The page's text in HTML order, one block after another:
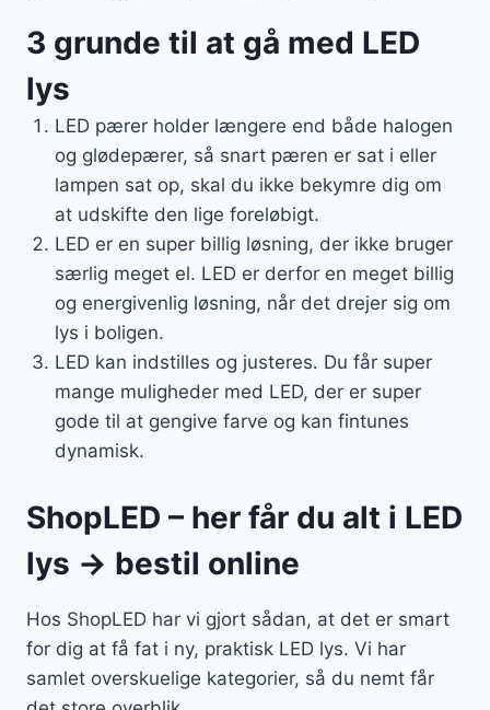
3 grunde til at gå med LED
lys
LED pærer holder længere end både halogen
og glødepærer, så snart pæren er sat i eller
lampen sat op, skal du ikke bekymre dig om
at udskifte den lige foreløbigt.
LED er en super billig løsning, der ikke bruger
særlig meget el. LED er derfor en meget billig
og energivenlig løsning, når det drejer sig om
lys i boligen.
LED kan indstilles og justeres. Du får super
mange muligheder med LED, der er super
gode til at gengive farve og kan fintunes
dynamisk.
ShopLED – her får du alt i LED
lys → bestil online
Hos ShopLED har vi gjort sådan, at det er smart
for dig at få fat i ny, praktisk LED lys. Vi har
samlet overskuelige kategorier, så du nemt får